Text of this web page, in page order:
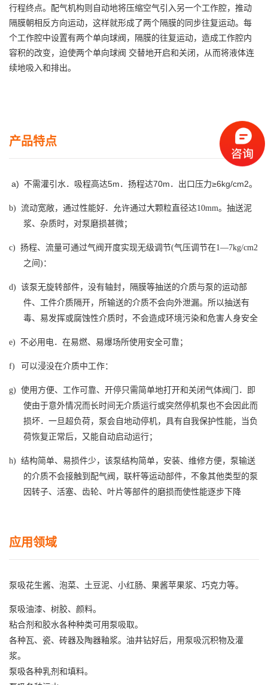
行程终点。配气机构则自动地将压缩空气引入另一个工作腔，推动
隔膜朝相反方向运动，这样就形成了两个隔膜的同步往复运动。每
个工作腔中设置有两个单向球阀，隔膜的往复运动，造成工作腔内
容积的改变，迫使两个单向球阀 交替地开启和关闭，从而将液体连
续地吸入和排出。
产品特点
a) 不需灌引水．吸程高达5m．扬程达70m．出口压力≥6kg/cm2。
b) 流动宽敞，通过性能好．允许通过大颗粒直径达10mm。抽送泥
浆、杂质时，对泵磨损甚微；
c) 扬程、流量可通过气阀开度实现无级调节(气压调节在1—7kg/cm2
之间)：
d) 该泵无旋转部件，没有轴封，隔膜等抽送的介质与泵的运动部
件、工件介质隔开，所输送的介质不会向外泄漏。所以抽送有
毒、易发挥或腐蚀性介质时，不会造成环境污染和危害人身安全
e) 不必用电．在易燃、易爆场所使用安全可靠；
f) 可以浸没在介质中工作：
g) 使用方便、工作可靠、开停只需简单地打开和关闭气体阀门．即
使由于意外情况而长时间无介质运行或突然停机泵也不会因此而
损坏．一旦超负荷，泵会自地动停机，具有自我保护性能，当负
荷恢复正常后，又能自动启动运行；
h) 结构简单、易损件少，该泵结构简单，安装、维修方便，泵输送
的介质不会接触到配气阀，联杆等运动部件，不象其他类型的泵
因转子、活塞、齿轮、叶片等部件的磨损而使性能逐步下降
应用领域
泵吸花生酱、泡菜、土豆泥、小红肠、果酱苹果浆、巧克力等。
泵吸油漆、树胶、颜料。
粘合剂和胶水各种种类可用泵吸取。
各种瓦、瓷、砖器及陶器釉浆。 油井钻好后，用泵吸沉积物及灌
浆。
泵吸各种乳剂和填料。